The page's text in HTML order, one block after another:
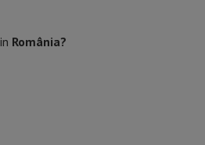
România?